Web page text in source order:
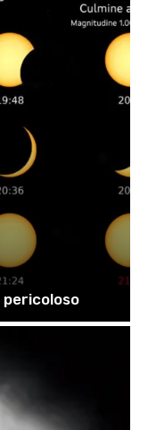
pericoloso